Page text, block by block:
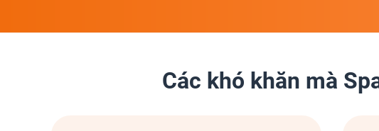
Các khó khăn mà